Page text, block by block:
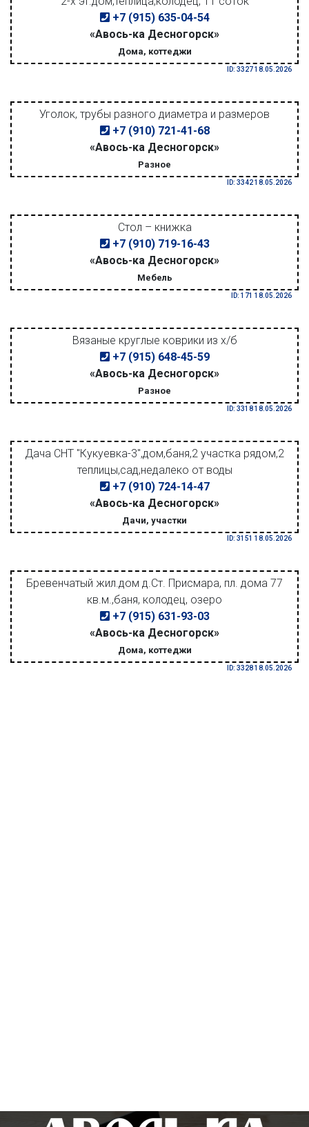
+7 (915) 635-04-54
«Авось-ка Десногорск»
Дома, коттеджи
ID: 3327 18.05.2026
Уголок, трубы разного диаметра и размеров
+7 (910) 721-41-68
«Авось-ка Десногорск»
Разное
ID: 3342 18.05.2026
Стол – книжка
+7 (910) 719-16-43
«Авось-ка Десногорск»
Мебель
ID: 171 18.05.2026
Вязаные круглые коврики из х/б
+7 (915) 648-45-59
«Авось-ка Десногорск»
Разное
ID: 3318 18.05.2026
Дача СНТ "Кукуевка-3",дом,баня,2 участка рядом,2
теплицы,сад,недалеко от воды
+7 (910) 724-14-47
«Авось-ка Десногорск»
Дачи, участки
ID: 3151 18.05.2026
Бревенчатый жил.дом д.Ст. Присмара, пл. дома 77
кв.м.,баня, колодец, озеро
+7 (915) 631-93-03
«Авось-ка Десногорск»
Дома, коттеджи
ID: 3328 18.05.2026